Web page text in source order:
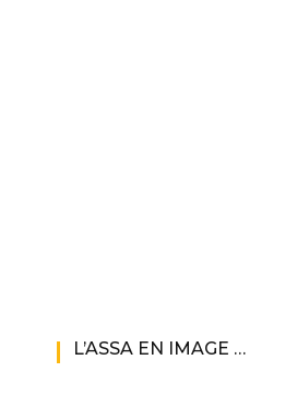
L’ASSA EN IMAGE …